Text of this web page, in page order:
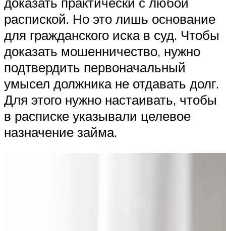
распиской. Но это лишь основание
для гражданского иска в суд. Чтобы
доказать мошенничество, нужно
подтвердить первоначальный
умысел должника не отдавать долг.
Для этого нужно настаивать, чтобы
в расписке указывали целевое
назначение займа.